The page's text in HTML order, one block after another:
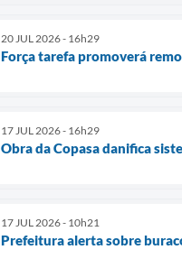
20 JUL 2026 - 16h29
Força tarefa promoverá
17 JUL 2026 - 16h29
Obra da Copasa danifica
17 JUL 2026 - 10h21
Prefeitura alerta sobre